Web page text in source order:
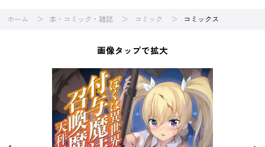
ホーム 本・コミック・雑誌 コミック コミックス
画像タップで拡大